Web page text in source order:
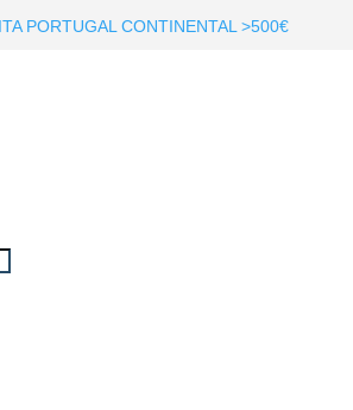
PORTUGAL CONTINENTAL >500€